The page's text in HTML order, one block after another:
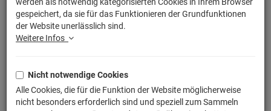
40x40cm
Artikelnummer: TLM1770P
gespeichert, da sie für das Funktionieren der Grundfunktionen
der Website unerlässlich sind.
Weitere Infos
Nicht notwendige Cookies
Alle Cookies, die für die Funktion der Website möglicherweise
nicht besonders erforderlich sind und speziell zum Sammeln